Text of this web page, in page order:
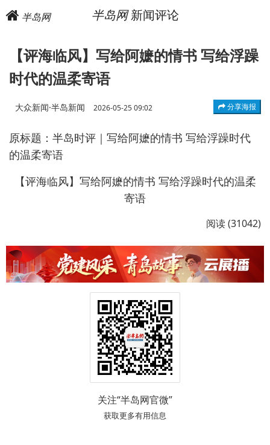
半岛网 半岛网新闻评论
【评海临风】写给阿嬷的情书 写给浮躁
时代的温柔寄语
大众新闻·半岛新闻 2026-05-25 09:02 分享海报
原标题：半岛时评｜写给阿嬷的情书 写给浮躁时代
的温柔寄语
【评海临风】写给阿嬷的情书 写给浮躁时代的温柔
寄语
阅读 (31042)
关注“半岛网官微”
获取更多有用信息